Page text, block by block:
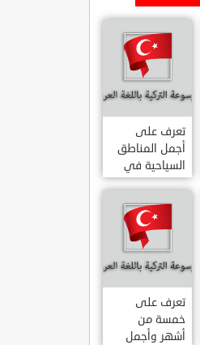
تعرف على
أجمل المناطق
السياحية في
اسطنبول
المشهورة في
تعرف على
خمسة من
أشهر وأجمل